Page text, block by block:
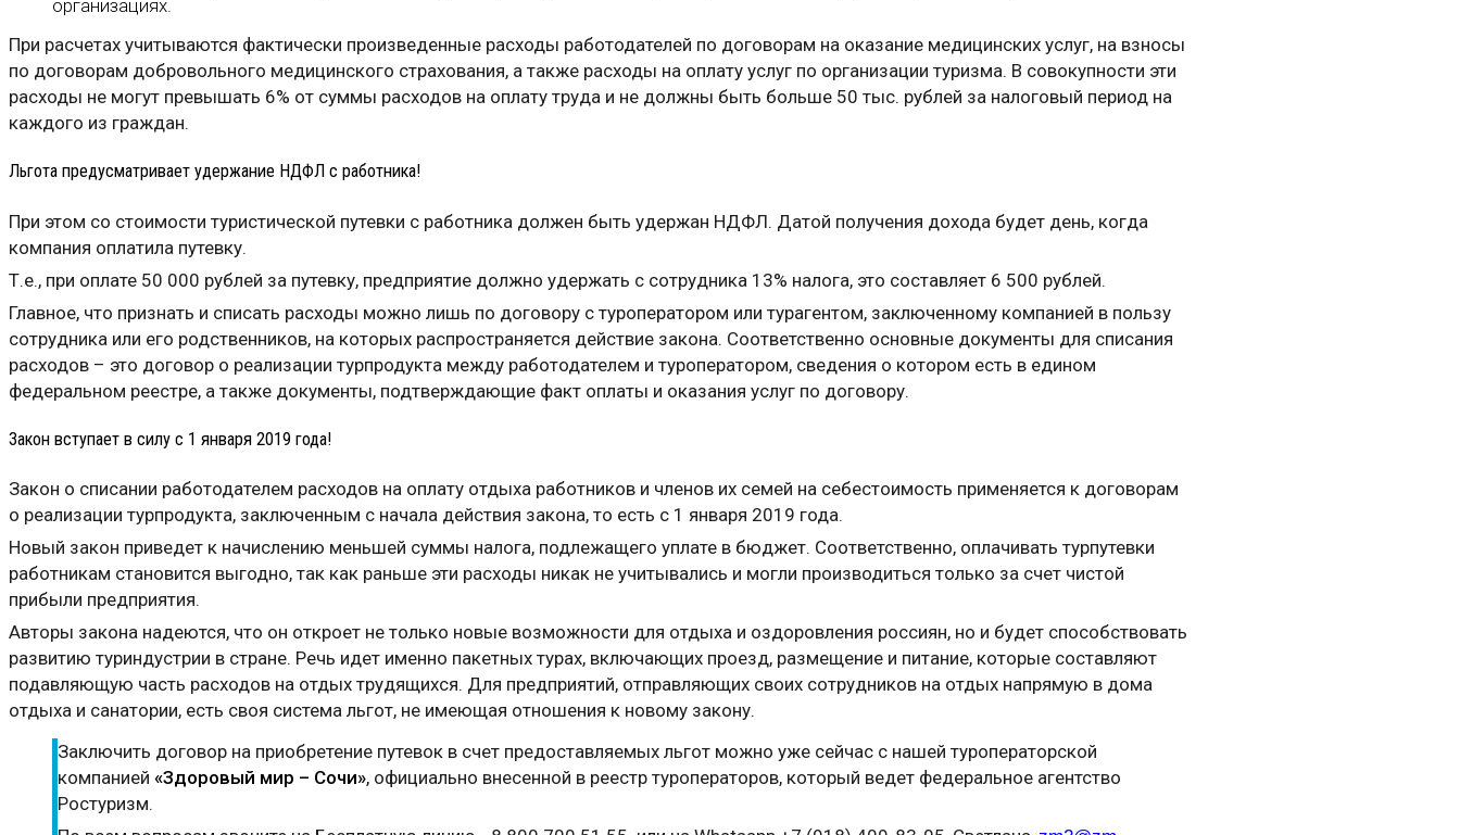
организациях.
При расчетах учитываются фактически произведенные расходы работодателей по договорам на оказание медицинских услуг, на взносы
по договорам добровольного медицинского страхования, а также расходы на оплату услуг по организации туризма. В совокупности эти
расходы не могут превышать 6% от суммы расходов на оплату труда и не должны быть больше 50 тыс. рублей за налоговый период на
каждого из граждан.
Льгота предусматривает удержание НДФЛ с работника!
При этом со стоимости туристической путевки с работника должен быть удержан НДФЛ. Датой получения дохода будет день, когда
компания оплатила путевку.
Т.е., при оплате 50 000 рублей за путевку, предприятие должно удержать с сотрудника 13% налога, это составляет 6 500 рублей.
Главное, что признать и списать расходы можно лишь по договору с туроператором или турагентом, заключенному компанией в пользу
сотрудника или его родственников, на которых распространяется действие закона. Соответственно основные документы для списания
расходов – это договор о реализации турпродукта между работодателем и туроператором, сведения о котором есть в едином
федеральном реестре, а также документы, подтверждающие факт оплаты и оказания услуг по договору.
Закон вступает в силу с 1 января 2019 года!
Закон о списании работодателем расходов на оплату отдыха работников и членов их семей на себестоимость применяется к договорам
о реализации турпродукта, заключенным с начала действия закона, то есть с 1 января 2019 года.
Новый закон приведет к начислению меньшей суммы налога, подлежащего уплате в бюджет. Соответственно, оплачивать турпутевки
работникам становится выгодно, так как раньше эти расходы никак не учитывались и могли производиться только за счет чистой
прибыли предприятия.
Авторы закона надеются, что он откроет не только новые возможности для отдыха и оздоровления россиян, но и будет способствовать
развитию туриндустрии в стране. Речь идет именно пакетных турах, включающих проезд, размещение и питание, которые составляют
подавляющую часть расходов на отдых трудящихся. Для предприятий, отправляющих своих сотрудников на отдых напрямую в дома
отдыха и санатории, есть своя система льгот, не имеющая отношения к новому закону.
Заключить договор на приобретение путевок в счет предоставляемых льгот можно уже сейчас с нашей туроператорской
компанией «Здоровый мир – Сочи», официально внесенной в реестр туроператоров, который ведет федеральное агентство
Ростуризм.